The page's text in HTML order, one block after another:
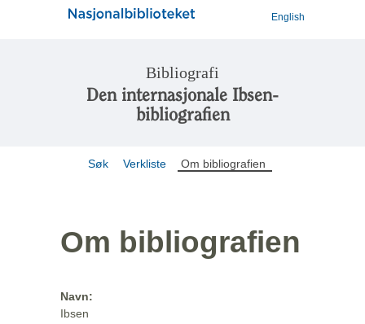
English
Bibliografi
Den internasjonale Ibsen-
bibliografien
Søk Verkliste Om bibliografien
Om bibliografien
Navn:
Ibsen